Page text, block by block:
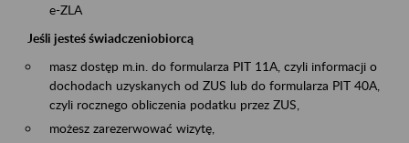
e-ZLA
Jeśli jesteś świadczeniobiorcą
masz dostęp m.in. do formularza PIT 11A, czyli informacji o
dochodach uzyskanych od ZUS lub do formularza PIT 40A,
czyli rocznego obliczenia podatku przez ZUS,
możesz zarezerwować wizytę,